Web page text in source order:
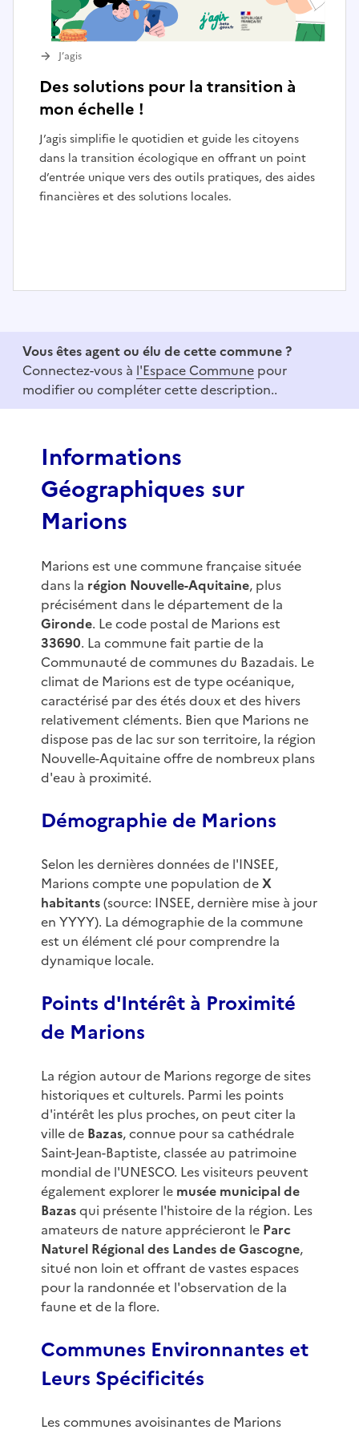
Des solutions pour la transition à
mon échelle !
J’agis simplifie le quotidien et guide les citoyens
dans la transition écologique en offrant un point
d’entrée unique vers des outils pratiques, des aides
financières et des solutions locales.
J’agis
f
Vous êtes agent ou élu de cette commune ?
Connectez-vous à l'Espace Commune pour
modifier ou compléter cette description..
Informations
Géographiques sur
Marions
Marions est une commune française située
dans la région Nouvelle-Aquitaine, plus
précisément dans le département de la
Gironde. Le code postal de Marions est
33690. La commune fait partie de la
Communauté de communes du Bazadais. Le
climat de Marions est de type océanique,
caractérisé par des étés doux et des hivers
relativement cléments. Bien que Marions ne
dispose pas de lac sur son territoire, la région
Nouvelle-Aquitaine offre de nombreux plans
d'eau à proximité.
Démographie de Marions
Selon les dernières données de l'INSEE,
Marions compte une population deX
habitants(source: INSEE, dernière mise à jour
en YYYY). La démographie de la commune
est un élément clé pour comprendre la
dynamique locale.
Points d'Intérêt à Proximité
de Marions
La région autour de Marions regorge de sites
historiques et culturels. Parmi les points
d'intérêt les plus proches, on peut citer la
ville de Bazas, connue pour sa cathédrale
Saint-Jean-Baptiste, classée au patrimoine
mondial de l'UNESCO. Les visiteurs peuvent
également explorer le musée municipal de
Bazasqui présente l'histoire de la région. Les
amateurs de nature apprécieront le Parc
Naturel Régional des Landes de Gascogne,
situé non loin et offrant de vastes espaces
pour la randonnée et l'observation de la
faune et de la flore.
Communes Environnantes et
Leurs Spécificités
Les communes avoisinantes de Marions